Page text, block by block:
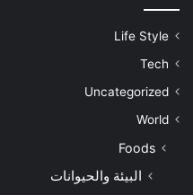
Life Style
Tech
Uncategorized
World
Foods
البيئة والحيوانات